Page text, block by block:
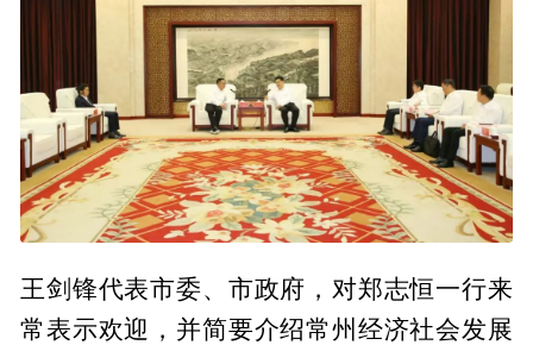
王剑锋代表市委、市政府，对郑志恒一行来
常表示欢迎，并简要介绍常州经济社会发展